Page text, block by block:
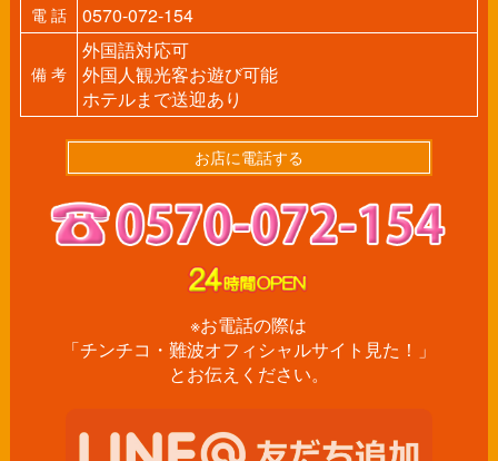
電 話 0570-072-154
備 考
外国語対応可
外国人観光客お遊び可能
ホテルまで送迎あり
お店に電話する
※お電話の際は
「チンチコ・難波オフィシャルサイト見た！」
とお伝えください。